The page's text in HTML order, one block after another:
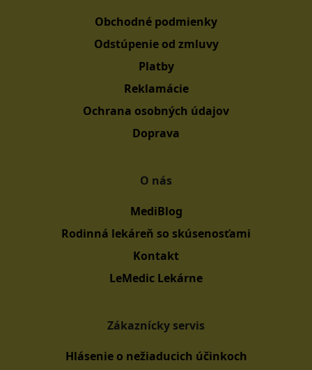
Obchodné podmienky
Odstúpenie od zmluvy
Platby
Reklamácie
Ochrana osobných údajov
Doprava
O nás
MediBlog
Rodinná lekáreň so skúsenosťami
Kontakt
LeMedic Lekárne
Zákaznícky servis
Hlásenie o nežiaducich účinkoch